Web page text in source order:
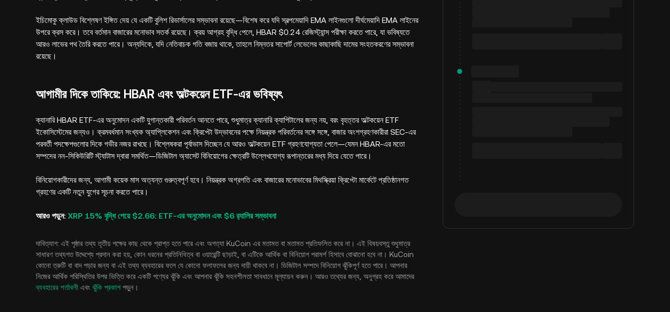
ইচিমোকু ক্লাউড বিশ্লেষণ ইঙ্গিত দেয় যে একটি বুলিশ রিভার্সালের সম্ভাবনা রয়েছে—বিশেষ করে যদি স্বল্পমেয়াদি EMA লাইনগুলো দীর্ঘমেয়াদি EMA লাইনের
উপরে ক্রস করে। তবে বর্তমান বাজারের মনোভাব সতর্ক রয়েছে। ক্রয় আগ্রহ বৃদ্ধি পেলে, HBAR $0.24 রেজিস্ট্যান্স পরীক্ষা করতে পারে, যা ভবিষ্যতে
আরও লাভের পথ তৈরি করতে পারে। অন্যদিকে, যদি নেতিবাচক গতি বজায় থাকে, তাহলে নিম্নতর সাপোর্ট লেভেলের কাছাকাছি দামের সংহতকরণের সম্ভাবনা
রয়েছে।
আগামীর দিকে তাকিয়ে: HBAR এবং অল্টকয়েন ETF-এর ভবিষ্যৎ
ক্যানারি HBAR ETF-এর অনুমোদন একটি যুগান্তকারী পরিবর্তন আনতে পারে, শুধুমাত্র ক্যানারি ক্যাপিটালের জন্য নয়, বরং বৃহত্তর অল্টকয়েন ETF
ইকোসিস্টেমের জন্যও। ক্রমবর্ধমান সংখ্যক অ্যাপ্লিকেশন এবং ক্রিপ্টো উদ্ভাবনের পক্ষে নিয়ন্ত্রক পরিবর্তনের সঙ্গে সঙ্গে, বাজার অংশগ্রহণকারীরা SEC-এর
পরবর্তী পদক্ষেপগুলোর দিকে গভীর নজর রাখছে। বিশ্লেষকরা পূর্বাভাস দিচ্ছেন যে আরও অল্টকয়েন ETF গ্রহণযোগ্যতা পেলে—যেমন HBAR-এর মতো
সম্পদের নন-সিকিউরিটি স্ট্যাটাস দ্বারা সমর্থিত—ডিজিটাল অ্যাসেট বিনিয়োগের ক্ষেত্রটি উল্লেখযোগ্য রূপান্তরের মধ্য দিয়ে যেতে পারে।
বিনিয়োগকারীদের জন্য, আগামী কয়েক মাস অত্যন্ত গুরুত্বপূর্ণ হবে। নিয়ন্ত্রক অগ্রগতি এবং বাজারের মনোভাবের মিথস্ক্রিয়া ক্রিপ্টো মার্কেটে প্রতিষ্ঠানগত
গ্রহণের একটি নতুন যুগের সূচনা করতে পারে।
আরও পড়ুন: XRP 15% বৃদ্ধি পেয়ে $2.66: ETF-এর অনুমোদন এবং $6 র‍্যালির সম্ভাবনা
দাবিত্যাগ: এই পৃষ্ঠার তথ্য তৃতীয় পক্ষের কাছ থেকে প্রাপ্ত হতে পারে এবং অগত্যা KuCoin এর মতামত বা মতামত প্রতিফলিত করে না। এই বিষয়বস্তু শুধুমাত্র
সাধারণ তথ্যগত উদ্দেশ্যে প্রদান করা হয়, কোন ধরনের প্রতিনিধিত্ব বা ওয়ারেন্টি ছাড়াই, বা এটিকে আর্থিক বা বিনিয়োগ পরামর্শ হিসাবে বোঝানো হবে না। KuCoin
কোনো ত্রুটি বা বাদ পড়ার জন্য বা এই তথ্য ব্যবহারের ফলে যে কোনো ফলাফলের জন্য দায়ী থাকবে না। ডিজিটাল সম্পদে বিনিয়োগ ঝুঁকিপূর্ণ হতে পারে। আপনার
নিজের আর্থিক পরিস্থিতির উপর ভিত্তি করে একটি পণ্যের ঝুঁকি এবং আপনার ঝুঁকি সহনশীলতা সাবধানে মূল্যায়ন করুন। আরও তথ্যের জন্য, অনুগ্রহ করে আমাদের
ব্যবহারের শর্তাবলী এবং ঝুঁকি প্রকাশ পড়ুন।